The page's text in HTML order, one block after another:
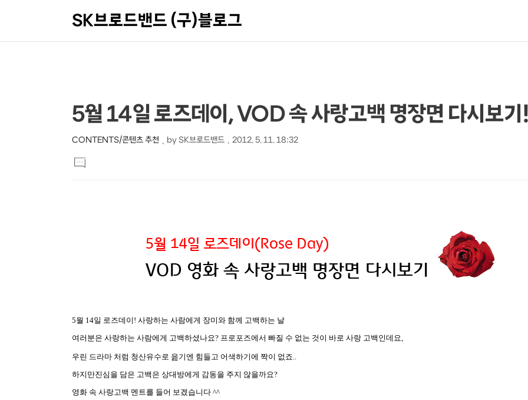
SK브로드밴드 (구)블로그
상
세
컨
텐
본
문
제
목
5월 14일 로즈데이, VOD 속 사랑고백 명장면 다시보기!
CONTENTS/콘텐츠 추천 by SK브로드밴드 2012. 5. 11. 18:32
문
댓
글
5월 14일 로즈데이! 사랑하는 사람에게 장미와 함께 고백하는 날
여러분은 사랑하는 사람에게 고백하셨나요? 프로포즈에서 빠질 수 없는 것이 바로 사랑 고백인데요,
우린 드라마 처럼 청산유수로 읊기엔 힘들고 어색하기에 짝이 없죠..
하지만진심을 담은 고백은 상대방에게 감동을 주지 않을까요?
영화 속 사랑고백 멘트를 들어 보겠습니다 ^^